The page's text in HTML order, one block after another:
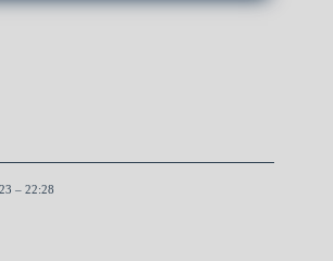
– 22:28